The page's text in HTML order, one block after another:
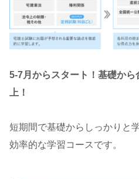
5-7月からスタート！基礎か
上！
短期間で基礎からしっかりと
効率的な学習コースです。